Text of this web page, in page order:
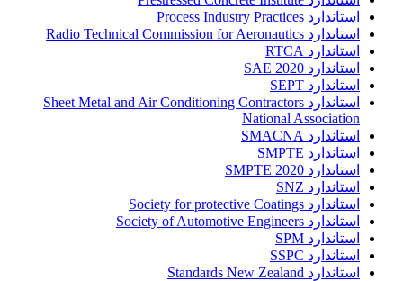
استاندارد Process Industry Practices
استاندارد Radio Technical Commission for Aeronautics
استاندارد RTCA
استاندارد SAE 2020
استاندارد SEPT
استاندارد Sheet Metal and Air Conditioning Contractors
National Association
استاندارد SMACNA
استاندارد SMPTE
استاندارد SMPTE 2020
استاندارد SNZ
استاندارد Society for protective Coatings
استاندارد Society of Automotive Engineers
استاندارد SPM
استاندارد SSPC
استاندارد Standards New Zealand